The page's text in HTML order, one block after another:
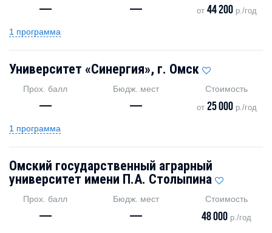
— — от 44 200р./год
1 программа
Университет «Синергия», г. Омск
Прох. балл
—
Бюдж. мест
—
Стоимость
от 25 000р./год
1 программа
Омский государственный аграрный
университет имени П.А. Столыпина
Прох. балл
—
Бюдж. мест
—
Стоимость
48 000 р./год